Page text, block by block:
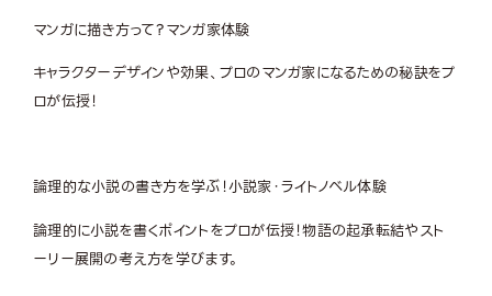
マンガに描き方って？マンガ家体験
キャラクターデザインや効果、プロのマンガ家になるための秘訣をプ
ロが伝授！
論理的な小説の書き方を学ぶ！小説家・ライトノベル体験
論理的に小説を書くポイントをプロが伝授！物語の起承転結やスト
ーリー展開の考え方を学びます。